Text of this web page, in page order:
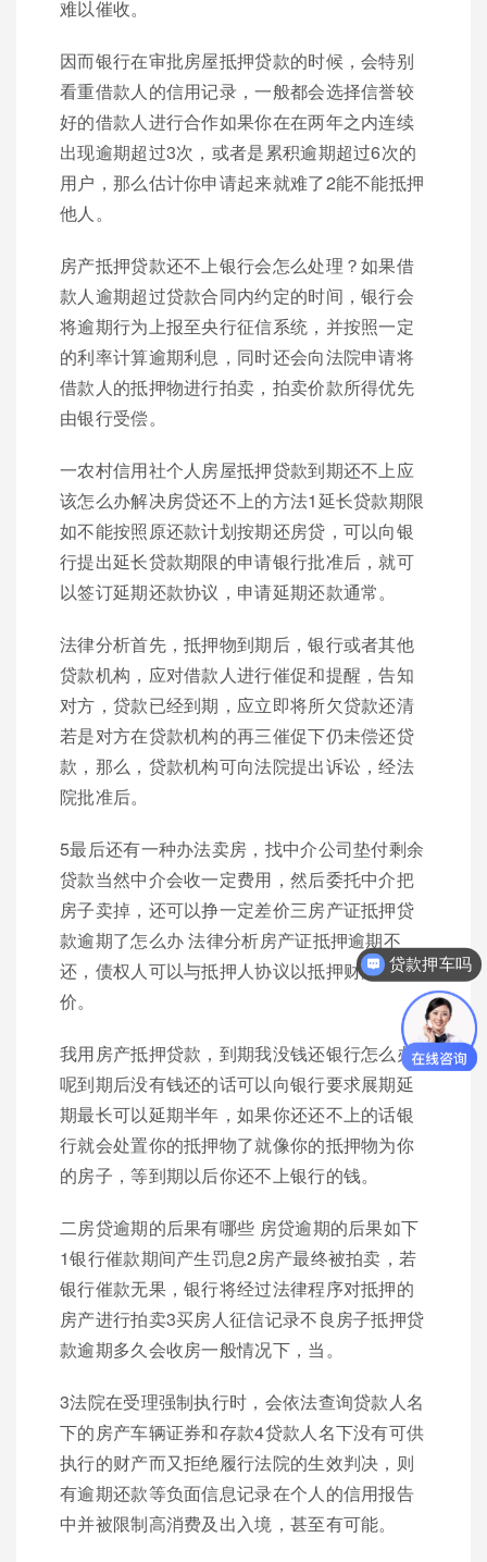
难以催收。
因而银行在审批房屋抵押贷款的时候，会特别
看重借款人的信用记录，一般都会选择信誉较
好的借款人进行合作如果你在在两年之内连续
出现逾期超过3次，或者是累积逾期超过6次的
用户，那么估计你申请起来就难了2能不能抵押
他人。
房产抵押贷款还不上银行会怎么处理？如果借
款人逾期超过贷款合同内约定的时间，银行会
将逾期行为上报至央行征信系统，并按照一定
的利率计算逾期利息，同时还会向法院申请将
借款人的抵押物进行拍卖，拍卖价款所得优先
由银行受偿。
一农村信用社个人房屋抵押贷款到期还不上应
该怎么办解决房贷还不上的方法1延长贷款期限
如不能按照原还款计划按期还房贷，可以向银
行提出延长贷款期限的申请银行批准后，就可
以签订延期还款协议，申请延期还款通常。
法律分析首先，抵押物到期后，银行或者其他
贷款机构，应对借款人进行催促和提醒，告知
对方，贷款已经到期，应立即将所欠贷款还清
若是对方在贷款机构的再三催促下仍未偿还贷
款，那么，贷款机构可向法院提出诉讼，经法
院批准后。
5最后还有一种办法卖房，找中介公司垫付剩余
贷款当然中介会收一定费用，然后委托中介把
房子卖掉，还可以挣一定差价三房产证抵押贷
款逾期了怎么办 法律分析房产证抵押逾期不
还，债权人可以与抵押人协议以抵押财产折
价。
我用房产抵押贷款，到期我没钱还银行怎么办
呢到期后没有钱还的话可以向银行要求展期延
期最长可以延期半年，如果你还还不上的话银
行就会处置你的抵押物了就像你的抵押物为你
的房子，等到期以后你还不上银行的钱。
二房贷逾期的后果有哪些 房贷逾期的后果如下
1银行催款期间产生罚息2房产最终被拍卖，若
银行催款无果，银行将经过法律程序对抵押的
房产进行拍卖3买房人征信记录不良房子抵押贷
款逾期多久会收房一般情况下，当。
3法院在受理强制执行时，会依法查询贷款人名
下的房产车辆证券和存款4贷款人名下没有可供
执行的财产而又拒绝履行法院的生效判决，则
有逾期还款等负面信息记录在个人的信用报告
中并被限制高消费及出入境，甚至有可能。
贷款押车吗